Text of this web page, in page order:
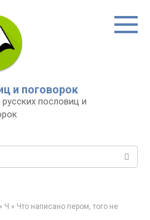
и поговорок
пословиц и
» Ч » Что написано пером, того не